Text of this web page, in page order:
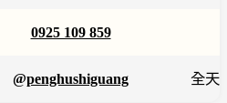
0925 109 859
@penghushiguang 全天